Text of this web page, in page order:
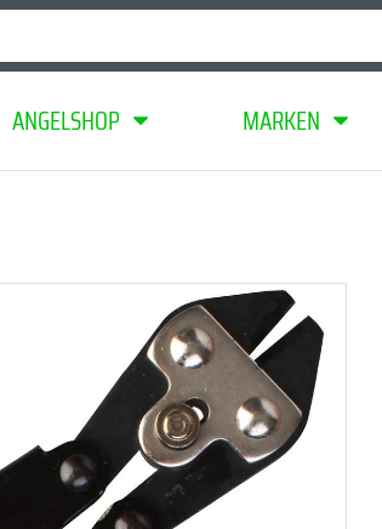
ANGELSHOP MARKEN